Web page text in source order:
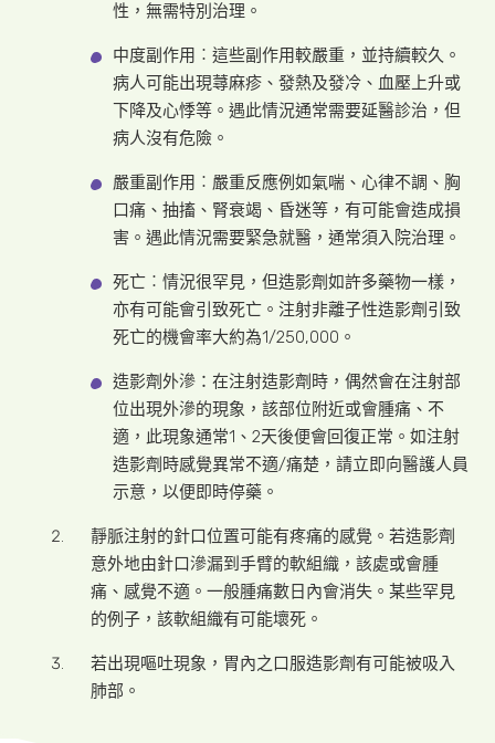
性，無需特別治理。
中度副作用︰這些副作用較嚴重，並持續較久。
病人可能出現蕁麻疹、發熱及發冷、血壓上升或
下降及心悸等。遇此情況通常需要延醫診治，但
病人沒有危險。
嚴重副作用︰嚴重反應例如氣喘、心律不調、胸
口痛、抽搐、腎衰竭、昏迷等，有可能會造成損
害。遇此情況需要緊急就醫，通常須入院治理。
死亡︰情況很罕見，但造影劑如許多藥物一樣，
亦有可能會引致死亡。注射非離子性造影劑引致
死亡的機會率大約為1/250,000。
造影劑外滲：在注射造影劑時，偶然會在注射部
位出現外滲的現象，該部位附近或會腫痛、不
適，此現象通常1、2天後便會回復正常。如注射
造影劑時感覺異常不適/痛楚，請立即向醫護人員
示意，以便即時停藥。
靜脈注射的針口位置可能有疼痛的感覺。若造影劑
意外地由針口滲漏到手臂的軟組織，該處或會腫
痛、感覺不適。一般腫痛數日內會消失。某些罕見
的例子，該軟組織有可能壞死。
若出現嘔吐現象，胃內之口服造影劑有可能被吸入
肺部。